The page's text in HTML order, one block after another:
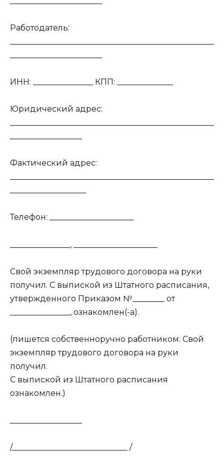
Работодатель:
ИНН: _______________ КПП: ______________
Юридический адрес:
Фактический адрес:
Телефон: _____________________
_______________, _____________________
Свой экземпляр трудового договора на руки
получил. С выпиской из Штатного расписания,
утвержденного Приказом №________ от
_______________, ознакомлен(-а).
(пишется собственноручно работником: Свой
экземпляр трудового договора на руки
получил.
С выпиской из Штатного расписания
ознакомлен.)
/_____________________________ /